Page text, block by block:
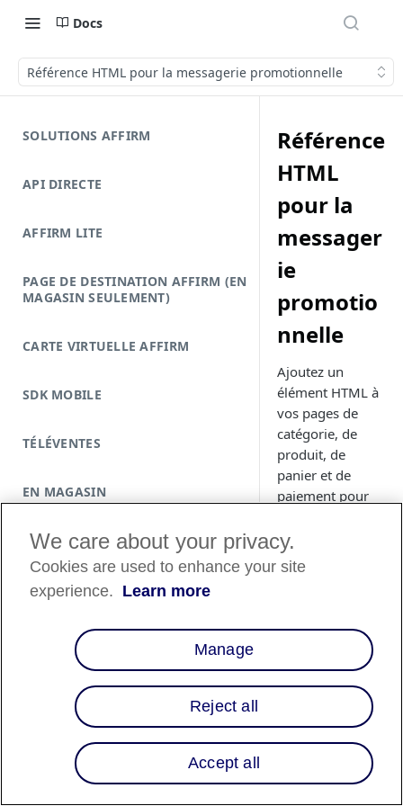
Docs
Référence HTML pour la messagerie promotionnelle
SOLUTIONS AFFIRM
API DIRECTE
AFFIRM LITE
PAGE DE DESTINATION AFFIRM (EN
MAGASIN SEULEMENT)
CARTE VIRTUELLE AFFIRM
SDK MOBILE
TÉLÉVENTES
EN MAGASIN
Référence
HTML
pour la
messager
ie
promotio
nnelle
Ajoutez un
élément HTML à
vos pages de
catégorie, de
produit, de
panier et de
paiement pour
messages
promotionnels
composants de
messagerie
promotionnelle.
We care about your privacy.
Cookies are used to enhance your site
experience. Learn more
Manage
Reject all
Accept all